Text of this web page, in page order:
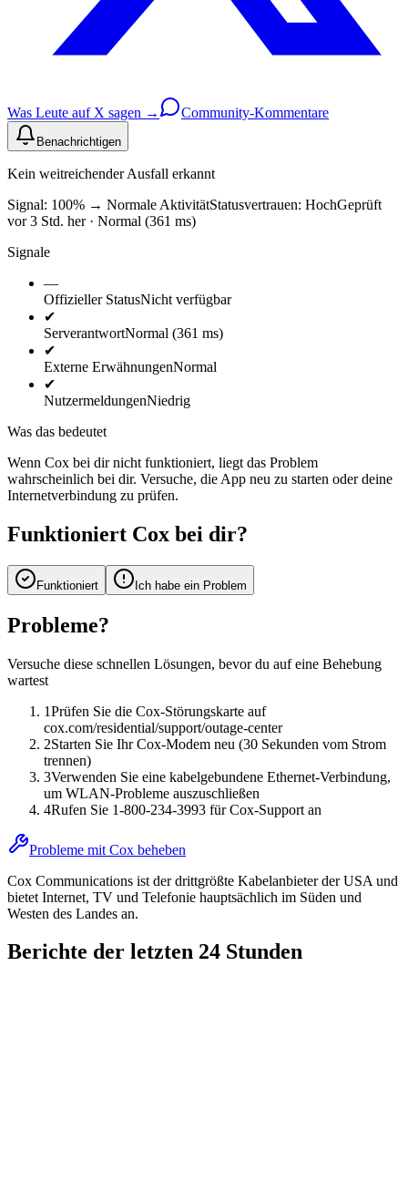
Was Leute auf X sagen → Community-Kommentare
Benachrichtigen
Kein weitreichender Ausfall erkannt
Signal: 100% → Normale AktivitätStatusvertrauen: HochGeprüft
vor 3 Std. her · Normal (361 ms)
Signale
—
Offizieller StatusNicht verfügbar
✔
ServerantwortNormal (361 ms)
✔
Externe ErwähnungenNormal
✔
NutzermeldungenNiedrig
Was das bedeutet
Wenn Cox bei dir nicht funktioniert, liegt das Problem
wahrscheinlich bei dir. Versuche, die App neu zu starten oder deine
Internetverbindung zu prüfen.
Funktioniert Cox bei dir?
Funktioniert Ich habe ein Problem
Probleme?
Versuche diese schnellen Lösungen, bevor du auf eine Behebung
wartest
1Prüfen Sie die Cox-Störungskarte auf
cox.com/residential/support/outage-center
2Starten Sie Ihr Cox-Modem neu (30 Sekunden vom Strom
trennen)
3Verwenden Sie eine kabelgebundene Ethernet-Verbindung,
um WLAN-Probleme auszuschließen
4Rufen Sie 1-800-234-3993 für Cox-Support an
Probleme mit Cox beheben
Cox Communications ist der drittgrößte Kabelanbieter der USA und
bietet Internet, TV und Telefonie hauptsächlich im Süden und
Westen des Landes an.
Berichte der letzten 24 Stunden